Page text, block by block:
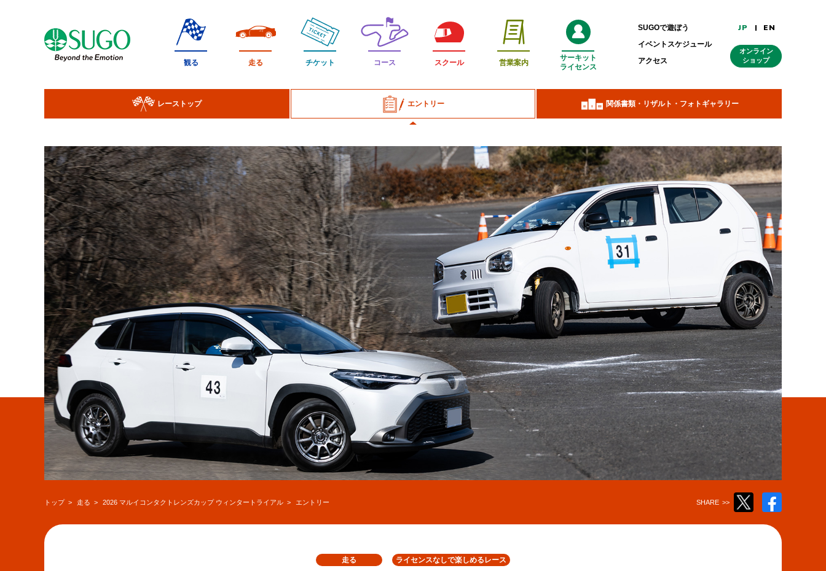
観る 走る チケット コース スクール 営業案内
サーキット
ライセンス
SUGOで遊ぼう
イベントスケジュール
アクセス
JP EN
オンライン
ショップ外
部
レーストップ エントリー 関係書類・リザルト・フォトギャラリー
トップ 走る 2026 マルイコンタクトレンズカップ ウィンタートライアル エントリー SHARE >>
Twitter
で
で
ェ
走る ライセンスなしで楽しめるレース